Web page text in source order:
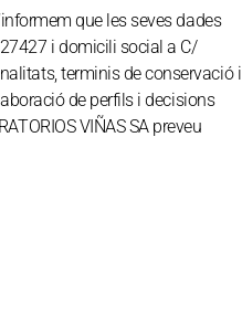
que les seves dades
i domicili social a C/
terminis de conservació i
de perfils i decisions
VIÑAS SA preveu